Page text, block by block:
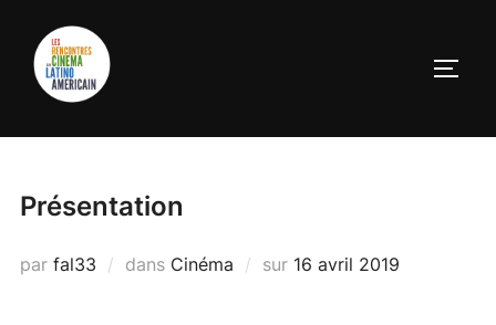
Présentation
par fal33 dans Cinéma sur 16 avril 2019